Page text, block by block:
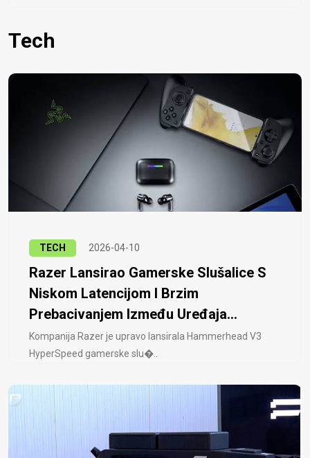
Tech
TECH 2026-04-10
Razer Lansirao Gamerske Slušalice S
Niskom Latencijom I Brzim
Prebacivanjem Između Uređaja...
Kompanija Razer je upravo lansirala Hammerhead V3
HyperSpeed ​​gamerske slu�..